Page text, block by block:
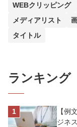
WEBクリッピング
メディアリスト
タイトル
ランキング
【例
ジネ